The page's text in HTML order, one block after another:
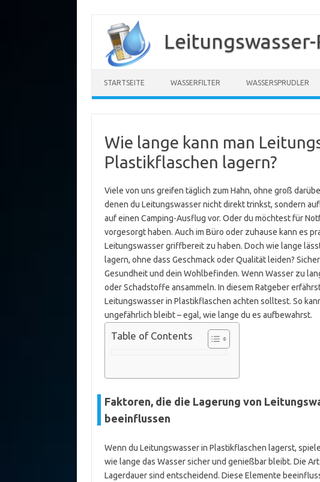
Inhalt
springen
STARTSEITE WASSERFILTER WASSERSPRUDLER
Wie lange kann man
Plastikflaschen lagern?
Viele von uns greifen täglich zum Hahn, ohne groß
denen du Leitungswasser nicht direkt trinkst, sondern
auf einen Camping-Ausflug vor. Oder du möchtest für
vorgesorgt haben. Auch im Büro oder zuhause kann es
Leitungswasser griffbereit zu haben. Doch wie lange
lagern, ohne dass Geschmack oder Qualität leiden?
Gesundheit und dein Wohlbefinden. Wenn Wasser zu
oder Schadstoffe ansammeln. In diesem Ratgeber
Leitungswasser in Plastikflaschen achten solltest. So
ungefährlich bleibt – egal, wie lange du es aufbewahrst.
Table of Contents
Faktoren, die die Lagerung von
beeinflussen
Wenn du Leitungswasser in Plastikflaschen lagerst,
wie lange das Wasser sicher und genießbar bleibt. Die
Lagerdauer sind entscheidend. Diese Elemente